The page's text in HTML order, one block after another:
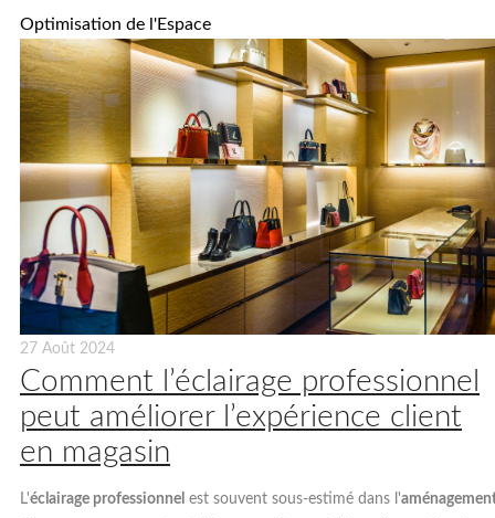
Optimisation de l'Espace
27 Août 2024
Comment l’éclairage professionnel
peut améliorer l’expérience client
en magasin
L'éclairage professionnel est souvent sous-estimé dans l'